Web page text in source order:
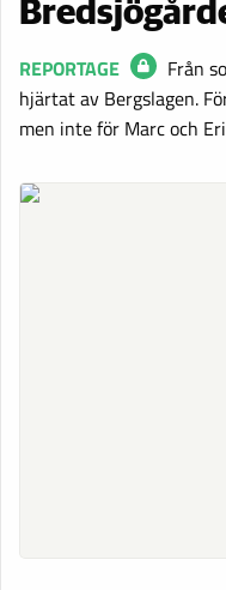
REPORTAGE
Från
hjärtat av Bergslagen.
men inte för Marc och